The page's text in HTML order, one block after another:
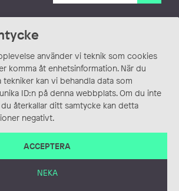
använder vi teknik som cookies
komma åt enhetsinformation. När du
kan vi behandla data som
ID:n på denna webbplats. Om du inte
återkallar ditt samtycke kan detta
negativt.
ACCEPTERA
NEKA